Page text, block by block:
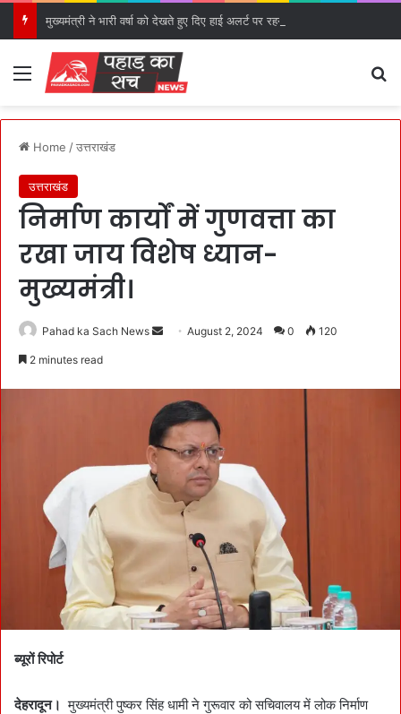
मुख्यमंत्री ने भारी वर्षा को देखते हुए दिए हाई अलर्ट पर रहने के निर्देश।
Menu
Home /उत्तराखंड
उत्तराखंड
निर्माण कार्यों में गुणवत्ता का
रखा जाय विशेष ध्यान-
मुख्यमंत्री।
Pahad ka Sach News
n
m
a
l
August 2, 2024 0 120
2 minutes read
ब्यूरों रिपोर्ट
देहरादून। मुख्यमंत्री पुष्कर सिंह धामी ने गुरूवार को सचिवालय में लोक निर्माण